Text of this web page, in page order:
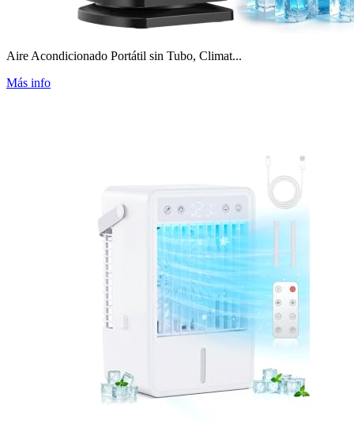
Aire Acondicionado Portátil sin Tubo, Climat...
Más info